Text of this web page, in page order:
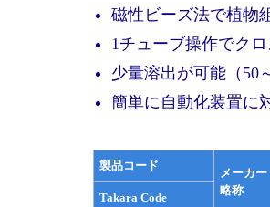
磁性ビーズ法で植物
1チューブ操作でク
少量溶出が可能（50
簡単に自動化装置に
製品コード
メーカー
略称
Takara Code